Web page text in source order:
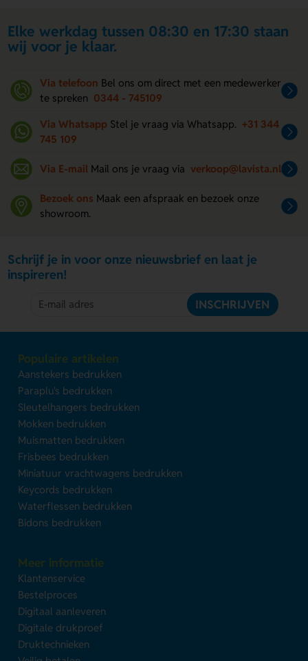
Elke werkdag tussen 08:30 en 17:30 staan
wij voor je klaar.
Via telefoon Bel ons om direct met een medewerker
te spreken 0344 - 745109
Via Whatsapp Stel je vraag via Whatsapp. +31 344
745 109
Via E-mail Mail ons je vraag via verkoop@lavista.nl
Bezoek ons Maak een afspraak en bezoek onze
showroom.
Schrijf je in voor onze nieuwsbrief en laat je
inspireren!
INSCHRIJVEN
Populaire artikelen
Aanstekers bedrukken
Paraplu's bedrukken
Sleutelhangers bedrukken
Mokken bedrukken
Muismatten bedrukken
Frisbees bedrukken
Miniatuur vrachtwagens bedrukken
Keycords bedrukken
Waterflessen bedrukken
Bidons bedrukken
Meer informatie
Klantenservice
Bestelproces
Digitaal aanleveren
Digitale drukproef
Druktechnieken